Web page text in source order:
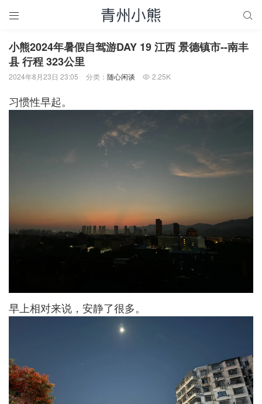
 
小熊2024年暑假自驾游DAY 19 江西 景德镇市--南丰
县 行程 323公里
2024年8月23日 23:05 分类： 随心闲谈  2.25K
习惯性早起。
早上相对来说，安静了很多。